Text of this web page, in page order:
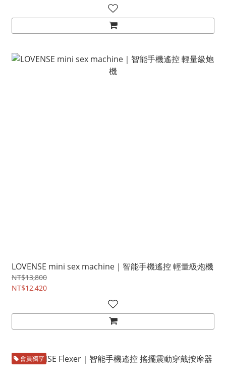
LOVENSE mini sex machine｜智能手機遙控 輕量級炮機
NT$13,800
NT$12,420
會員獨享